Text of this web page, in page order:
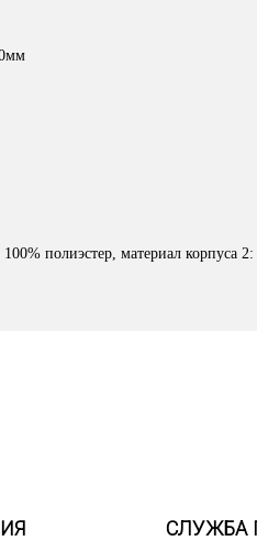
полиэстер, материал корпуса
СЛУЖБА